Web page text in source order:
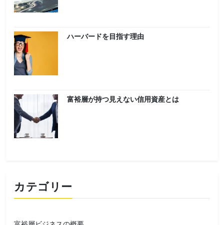
ハーバードを目指す理由
富裕層が持つ見えない信用資産とは
カテゴリー